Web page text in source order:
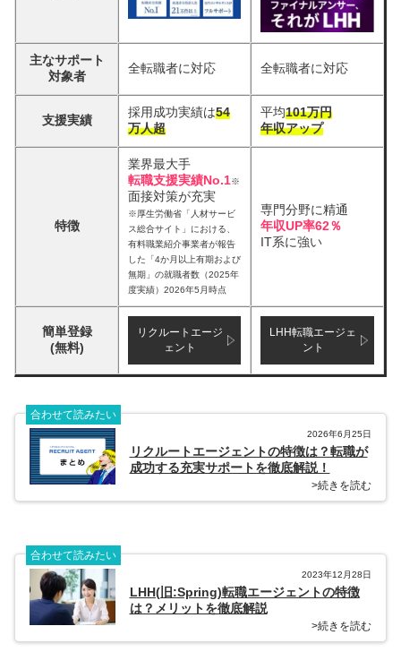
主なサポート
対象者
全転職者に対応 全転職者に対応
支援実績
採用成功実績は54
万人超
平均101万円
年収アップ
特徴
業界最大手
転職支援実績No.1※
面接対策が充実
※厚生労働省「人材サービ
ス総合サイト」における、
有料職業紹介事業者が報告
した「4か月以上有期および
無期」の就職者数（2025年
度実績）2026年5月時点
専門分野に精通
年収UP率62％
IT系に強い
簡単登録
(無料)
リクルートエージ
ェント
LHH転職エージェ
ント
合わせて読みたい
2026年6月25日
リクルートエージェントの特徴は？転職が
成功する充実サポートを徹底解説！
>続きを読む
合わせて読みたい
2023年12月28日
LHH(旧:Spring)転職エージェントの特徴
は？メリットを徹底解説
>続きを読む